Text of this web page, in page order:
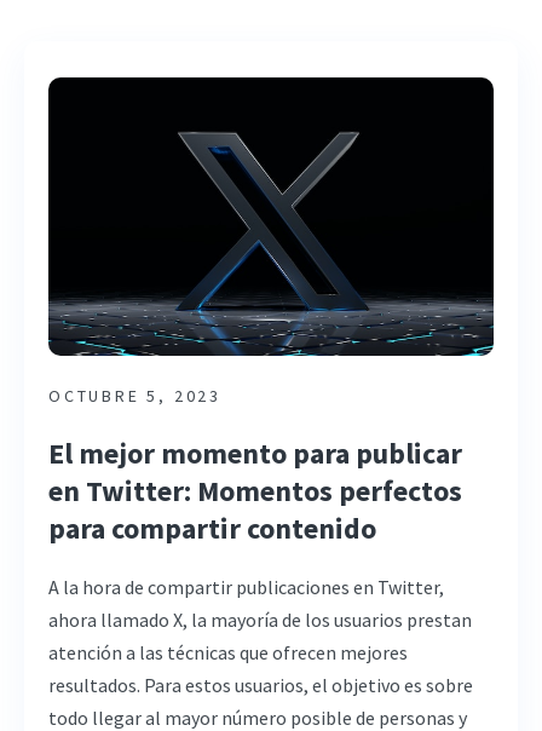
OCTUBRE 5, 2023
El mejor momento para publicar
en Twitter: Momentos perfectos
para compartir contenido
A la hora de compartir publicaciones en Twitter,
ahora llamado X, la mayoría de los usuarios prestan
atención a las técnicas que ofrecen mejores
resultados. Para estos usuarios, el objetivo es sobre
todo llegar al mayor número posible de personas y